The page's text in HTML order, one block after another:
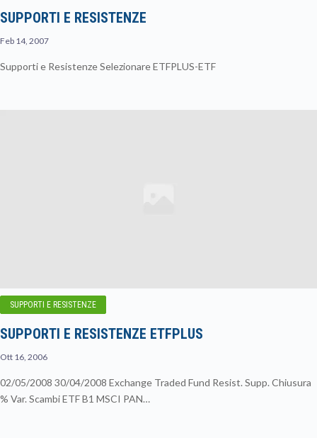
SUPPORTI E RESISTENZE
Feb 14, 2007
Supporti e Resistenze Selezionare ETFPLUS-ETF
SUPPORTI E RESISTENZE
SUPPORTI E RESISTENZE ETFPLUS
Ott 16, 2006
02/05/2008 30/04/2008 Exchange Traded Fund Resist. Supp. Chiusura
% Var. Scambi ETF B1 MSCI PAN…